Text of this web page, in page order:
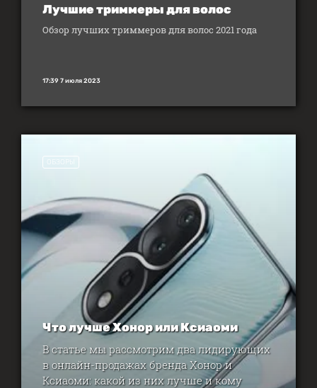
Лучшие триммеры для волос
Обзор лучших триммеров для волос 2021 года
17:39 7 июля 2023
Что лучше Хонор или Ксиаоми
В статье мы рассмотрим два лидирующих
в онлайн-продажах бренда Хонор и
Ксиаоми: какой из них лучше и кому